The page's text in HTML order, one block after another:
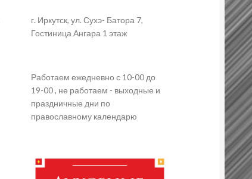
г. Иркутск, ул. Сухэ- Батора 7,
Гостиница Ангара 1 этаж
Работаем ежедневно с 10-00 до
19-00 , не работаем - выходные и
праздничные дни по
православному календарю